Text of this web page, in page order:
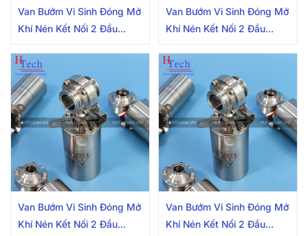
Van Bướm Vi Sinh Đóng Mở
Khí Nén Kết Nối 2 Đầu
304/316L Có Cảm Biến
Van Bướm Vi Sinh Đóng Mở
Khí Nén Kết Nối 2 Đầu
304/316L Có Cảm Biến
Van Bướm Vi Sinh Đóng Mở
Khí Nén Kết Nối 2 Đầu
Van Bướm Vi Sinh Đóng Mở
Khí Nén Kết Nối 2 Đầu